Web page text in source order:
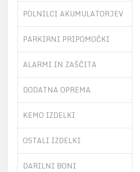
POLNILCI AKUMULATORJEV
PARKIRNI PRIPOMOČKI
ALARMI IN ZAŠČITA
DODATNA OPREMA
KEMO IZDELKI
OSTALI IZDELKI
DARILNI BONI